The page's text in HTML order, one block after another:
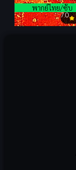
7.0
พากย์ไทย/ซับ